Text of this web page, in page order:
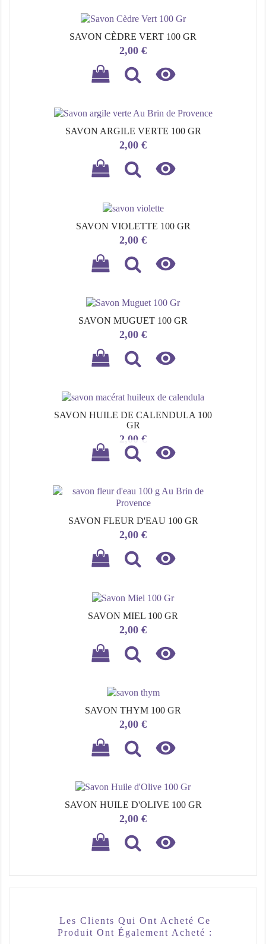
SAVON CÈDRE VERT 100 GR
Prix
2,00 €

SAVON ARGILE VERTE 100 GR
Prix
2,00 €

SAVON VIOLETTE 100 GR
Prix
2,00 €

SAVON MUGUET 100 GR
Prix
2,00 €

SAVON HUILE DE CALENDULA 100
GR
Prix
2,00 €

SAVON FLEUR D'EAU 100 GR
Prix
2,00 €

SAVON MIEL 100 GR
Prix
2,00 €

SAVON THYM 100 GR
Prix
2,00 €

SAVON HUILE D'OLIVE 100 GR
Prix
2,00 €

Les Clients Qui Ont Acheté Ce
Produit Ont Également Acheté :